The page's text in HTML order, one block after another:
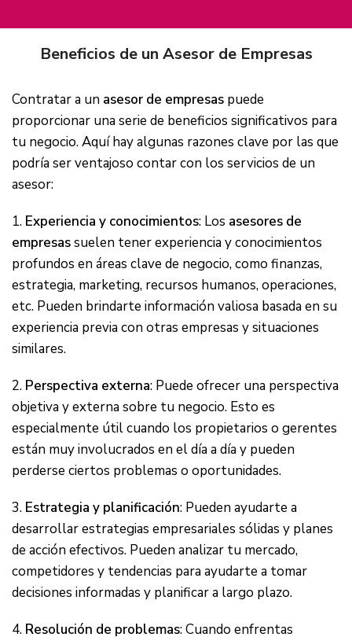
Beneficios de un Asesor de Empresas
Contratar a un asesor de empresas puede
proporcionar una serie de beneficios significativos para
tu negocio. Aquí hay algunas razones clave por las que
podría ser ventajoso contar con los servicios de un
asesor:
1. Experiencia y conocimientos: Los asesores de
empresassuelen tener experiencia y conocimientos
profundos en áreas clave de negocio, como finanzas,
estrategia, marketing, recursos humanos, operaciones,
etc. Pueden brindarte información valiosa basada en su
experiencia previa con otras empresas y situaciones
similares.
2. Perspectiva externa: Puede ofrecer una perspectiva
objetiva y externa sobre tu negocio. Esto es
especialmente útil cuando los propietarios o gerentes
están muy involucrados en el día a día y pueden
perderse ciertos problemas o oportunidades.
3. Estrategia y planificación: Pueden ayudarte a
desarrollar estrategias empresariales sólidas y planes
de acción efectivos. Pueden analizar tu mercado,
competidores y tendencias para ayudarte a tomar
decisiones informadas y planificar a largo plazo.
4. Resolución de problemas: Cuando enfrentas